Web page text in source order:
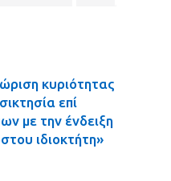
κυριότητας
επί
με την ένδειξη
ιδιοκτήτη»